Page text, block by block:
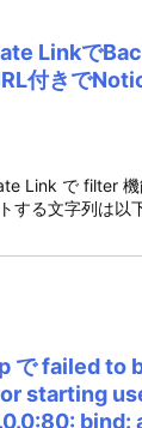
Linkで
付きで
Link で filter 機
する文字列は以
で failed to
starting
bind: